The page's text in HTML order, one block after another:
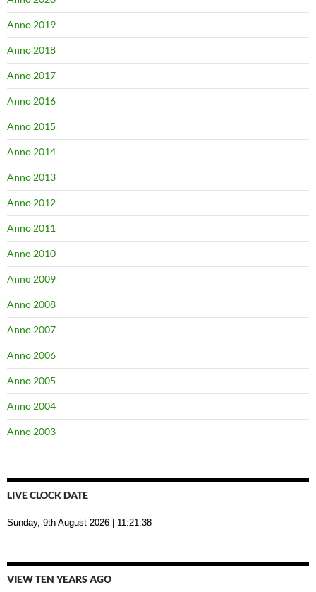
Anno 2019
Anno 2018
Anno 2017
Anno 2016
Anno 2015
Anno 2014
Anno 2013
Anno 2012
Anno 2011
Anno 2010
Anno 2009
Anno 2008
Anno 2007
Anno 2006
Anno 2005
Anno 2004
Anno 2003
LIVE CLOCK DATE
Sunday, 9th August 2026 | 11:21:39
VIEW TEN YEARS AGO